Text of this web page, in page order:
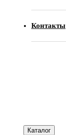
Контакты
Каталог